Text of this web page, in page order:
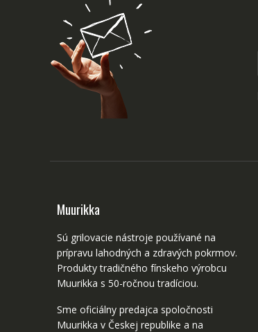
Muurikka
Sú grilovacie nástroje používané na
prípravu lahodných a zdravých pokrmov.
Produkty tradičného fínskeho výrobcu
Muurikka s 50-ročnou tradíciou.
Sme oficiálny predajca spoločnosti
Muurikka v Českej republike a na